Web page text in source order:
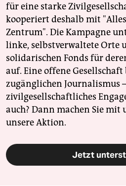
für eine starke
kooperiert deshalb mit
Zentrum". Die Kampagne
linke, selbstverwaltete Orte
solidarischen Fonds für
auf. Eine offene
zugänglichen Journalismus
zivilgesellschaftliches
auch? Dann machen Sie mit
unsere Aktion.
Jetzt